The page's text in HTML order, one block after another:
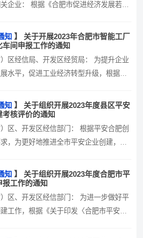
企业： 根据《合肥市促进经济发展若干
知 】 关于开展2023年合肥市智能工厂
车间申报工作的通知
区经信局、开发区经贸局： 为提升企业
水平，促进工业经济转型升级，根据
知 】 关于组织开展2023年度县区平安
考核评价的通知
区、开发区经信部门： 根据平安合肥创
，为更好地推进全市平安企业创建，结
知 】 关于组织开展2023年度合肥市平
报工作的通知
区、开发区经信部门： 为进一步做好平
工作，根据《关于印发〈合肥市平安企